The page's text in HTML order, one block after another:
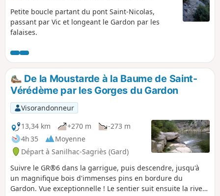
Petite boucle partant du pont Saint-Nicolas,
passant par Vic et longeant le Gardon par les
falaises.
De la Moustarde à la Baume de Saint-
Vérédème par les Gorges du Gardon
Visorandonneur
13,34 km
+270 m
-273 m
4h 35
Moyenne
Départ à Sanilhac-Sagriès (Gard)
Suivre le GR®6 dans la garrigue, puis descendre, jusqu'à
un magnifique bois d'immenses pins en bordure du
Gardon. Vue exceptionnelle ! Le sentier suit ensuite la rive